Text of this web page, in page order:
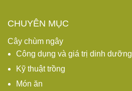
CHUYÊN MỤC
Cây chùm ngây
Công dụng và giá trị dinh dưỡng
Kỹ thuật trồng
Món ăn